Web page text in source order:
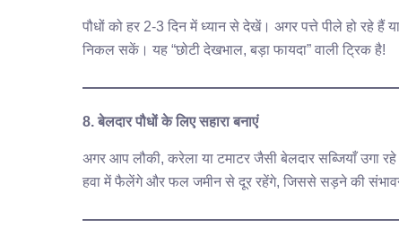
पौधों को हर 2-3 दिन में ध्यान से देखें। अगर पत्ते पीले हो रहे हैं
निकल सकें। यह “छोटी देखभाल, बड़ा फायदा” वाली ट्रिक है!
8. बेलदार पौधों के लिए सहारा बनाएं
अगर आप लौकी, करेला या टमाटर जैसी बेलदार सब्जियाँ उगा
हवा में फैलेंगे और फल जमीन से दूर रहेंगे, जिससे सड़ने की